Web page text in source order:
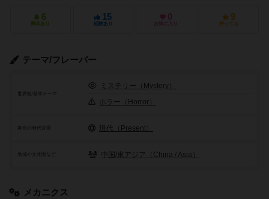
6
興味あり
15
経験あり
0
お気に入り
9
持ってる
テーマ/フレーバー
世界観/基本テーマ
ミステリー（Mystery）
ホラー（Horror）
舞台の時代背景 現代（Present）
地域や文化圏など 中国/東アジア（China / Asia）
メカニクス